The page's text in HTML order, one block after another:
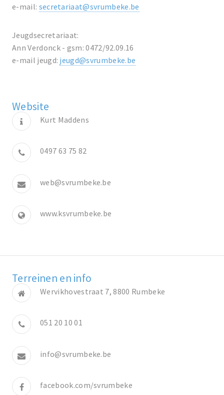
e-mail: secretariaat@svrumbeke.be
Jeugdsecretariaat:
Ann Verdonck - gsm: 0472/92.09.16
e-mail jeugd: jeugd@svrumbeke.be
Website
Kurt Maddens
0497 63 75 82
web@svrumbeke.be
www.ksvrumbeke.be
Terreinen en info
Wervikhovestraat 7, 8800 Rumbeke
051 20 10 01
info@svrumbeke.be
facebook.com/svrumbeke